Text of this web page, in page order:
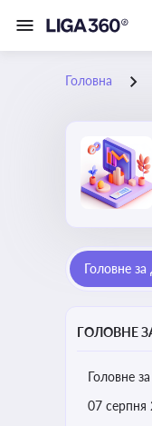
Головна
Головне
ГОЛОВНЕ
Головне
07 серпня